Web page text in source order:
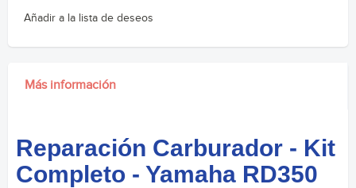
Añadir a la lista de deseos
Más información
Reparación Carburador - Kit
Completo - Yamaha RD350